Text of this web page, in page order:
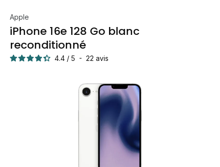
Apple
iPhone 16e 128 Go blanc
reconditionné
4.4 / 5 - 22 avis